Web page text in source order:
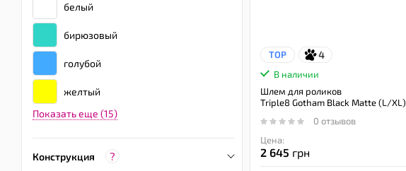
TOP 4
В наличии
Шлем для роликов
Triple8 Gotham Black Matte (L/XL)
0 отзывов
Цена:
2 645 грн
белый
бирюзовый
голубой
желтый
Показать еще (15)
Конструкция ?